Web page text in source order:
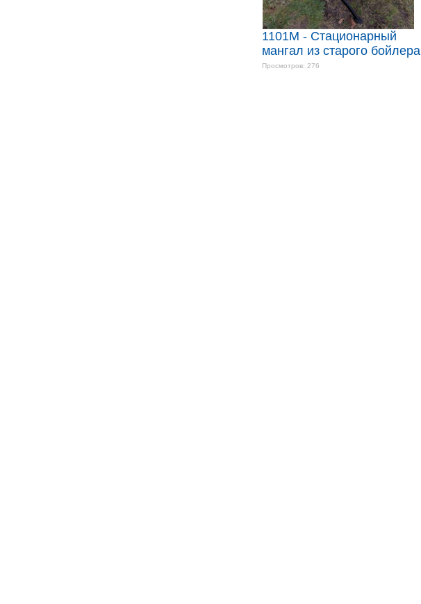
1101M - Стационарный
мангал из старого бойлера
Просмотров: 276